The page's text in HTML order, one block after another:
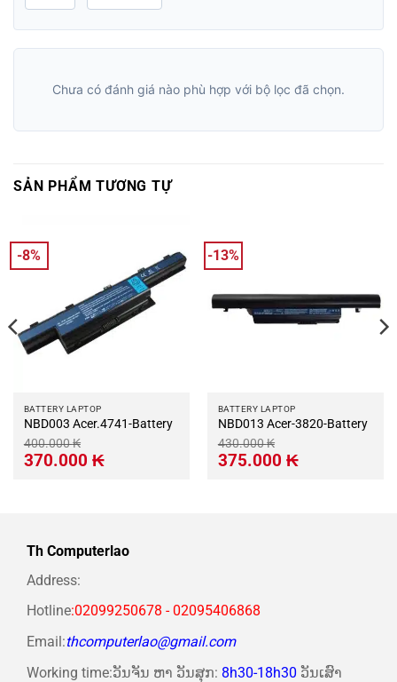
Chưa có đánh giá nào phù hợp với bộ lọc đã chọn.
SẢN PHẨM TƯƠNG TỰ
-8%
BATTERY LAPTOP
NBD003 Acer.4741-Battery
400.000₭
Giá
gốc
370.000 ₭Giá
hiện
-13%
BATTERY LAPTOP
NBD013 Acer-3820-Battery
430.000₭
Giá
gốc
375.000 ₭Giá
hiện
Th Computerlao
Address:
Hotline:02099250678 - 02095406868
Email:thcomputerlao@gmail.com
Working time:ວັນຈັນ ຫາ ວັນສຸກ: 8h30-18h30 ວັນເສົາ